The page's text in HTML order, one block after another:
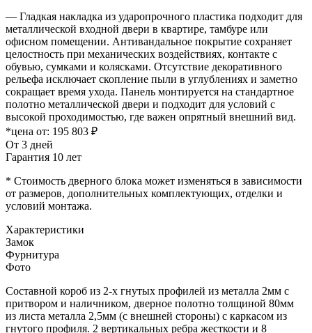
— Гладкая накладка из ударопрочного пластика подходит для
металлической входной двери в квартире, тамбуре или
офисном помещении. Антивандальное покрытие сохраняет
целостность при механических воздействиях, контакте с
обувью, сумками и колясками. Отсутствие декоративного
рельефа исключает скопление пыли в углублениях и заметно
сокращает время ухода. Панель монтируется на стандартное
полотно металлической двери и подходит для условий с
высокой проходимостью, где важен опрятный внешний вид.
*цена от: 195 803 ₽
От 3 дней
Гарантия 10 лет
* Стоимость дверного блока может изменяться в зависимости
от размеров, дополнительных комплектующих, отделки и
условий монтажа.
Характеристики
Замок
Фурнитура
Фото
Составной короб из 2-х гнутых профилей из металла 2мм с
притвором и наличником, дверное полотно толщиной 80мм
из листа металла 2,5мм (с внешней стороны) c каркасом из
гнутого профиля. 2 вертикальных ребра жесткости и 8